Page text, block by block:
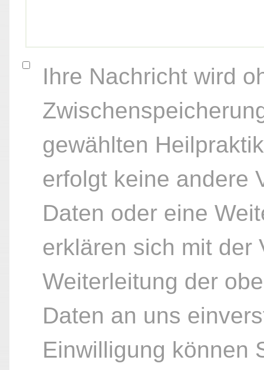
Ihre Nachricht wird
gewählten
erfolgt keine andere
Daten oder eine
erklären sich mit der
Weiterleitung der
Daten an uns
Einwilligung können